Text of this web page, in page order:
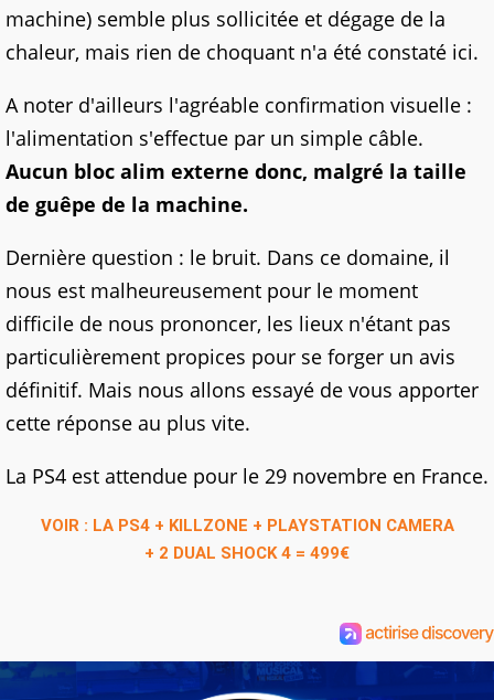
machine) semble plus sollicitée et dégage de la
chaleur, mais rien de choquant n'a été constaté ici.
A noter d'ailleurs l'agréable confirmation visuelle :
l'alimentation s'effectue par un simple câble.
Aucun bloc alim externe donc, malgré la taille
de guêpe de la machine.
Dernière question : le bruit. Dans ce domaine, il
nous est malheureusement pour le moment
difficile de nous prononcer, les lieux n'étant pas
particulièrement propices pour se forger un avis
définitif. Mais nous allons essayé de vous apporter
cette réponse au plus vite.
La PS4 est attendue pour le 29 novembre en France.
VOIR : LA PS4 + KILLZONE + PLAYSTATION CAMERA
+ 2 DUAL SHOCK 4 = 499€